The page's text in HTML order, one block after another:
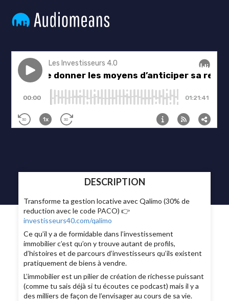
DESCRIPTION
Transforme ta gestion locative avec Qalimo (30% de
reduction avec le code PACO) 👉
investisseurs40.com/qalimo
Ce qu’il y a de formidable dans l’investissement
immobilier c’est qu’on y trouve autant de profils,
d’histoires et de parcours d’investisseurs qu’ils existent
pratiquement de biens à vendre.
L’immobilier est un pilier de création de richesse puissant
(comme tu sais déjà si tu écoutes ce podcast) mais il y a
des milliers de façon de l’envisager au cours de sa vie.